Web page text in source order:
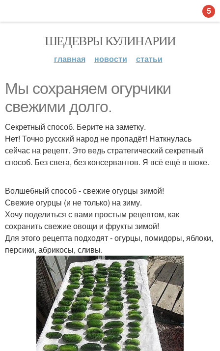
ШЕДЕВРЫ КУЛИНАРИИ
главная новости статьи
Мы сохраняем огурчики
свежими долго.
Секретный способ. Берите на заметку.
Нет! Точно русский народ не пропадёт! Наткнулась
сейчас на рецепт. Это ведь стратегический секретный
способ. Без света, без консервантов. Я всё ещё в шоке.
Волшебный способ - свежие огурцы зимой!
Свежие огурцы (и не только) на зиму.
Хочу поделиться с вами простым рецептом, как
сохранить свежие овощи и фрукты зимой!
Для этого рецепта подходят - огурцы, помидоры, яблоки,
персики, абрикосы, сливы.
5